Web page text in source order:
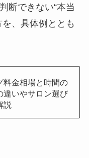
断できない“本当
、具体例ととも
料金相場と時間の
違いやサロン選び
説